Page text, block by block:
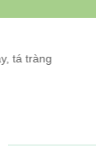
tràng